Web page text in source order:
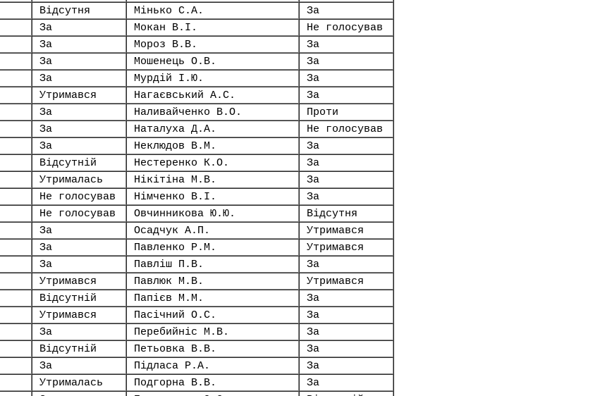
Відсутня Мінько С.А.
За
За Мокан В.І.
Не голосував
За Мороз В.В.
За
За Мошенець О.В.
За
За Мурдій І.Ю.
За
Утримався Нагаєвський А.С.
За
За Наливайченко В.О.
Проти
За Наталуха Д.А.
Не голосував
За Неклюдов В.М.
За
Відсутній Нестеренко К.О.
За
Утрималась Нікітіна М.В.
За
Не голосував Німченко В.І.
За
Не голосував Овчинникова Ю.Ю.
Відсутня
За Осадчук А.П.
Утримався
За Павленко Р.М.
Утримався
За Павліш П.В.
За
Утримався Павлюк М.В.
Утримався
Відсутній Папієв М.М.
За
Утримався Пасічний О.С.
За
За Перебийніс М.В.
За
Відсутній Петьовка В.В.
За
За Підласа Р.А.
За
Утрималась Подгорна В.В.
За